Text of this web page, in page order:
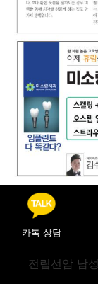
Posted in 의료
Post
안면거상술
카톡 상담
전립선암 남